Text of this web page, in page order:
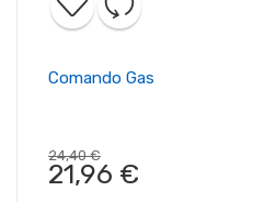
Comando Gas
24,40 €
21,96 €